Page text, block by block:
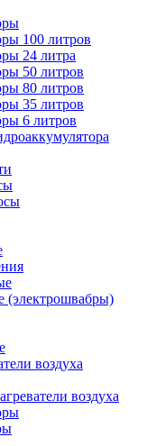
100 литров
24 литра
50 литров
80 литров
35 литров
6 литров
(электрошвабры)
воздуха
воздуха